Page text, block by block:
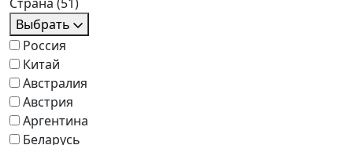
Выбрать
Россия
Китай
Австралия
Австрия
Аргентина
Беларусь